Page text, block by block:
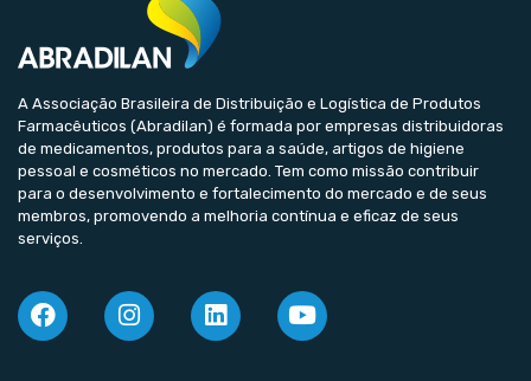
A Associação Brasileira de Distribuição e Logística de Produtos
Farmacêuticos (Abradilan) é formada por empresas distribuidoras
de medicamentos, produtos para a saúde, artigos de higiene
pessoal e cosméticos no mercado. Tem como missão contribuir
para o desenvolvimento e fortalecimento do mercado e de seus
membros, promovendo a melhoria contínua e eficaz de seus
serviços.